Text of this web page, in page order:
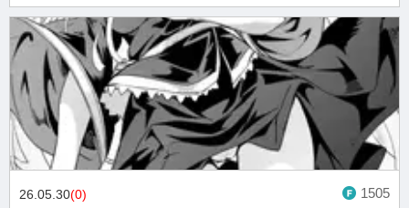
26.05.30(0) 1505